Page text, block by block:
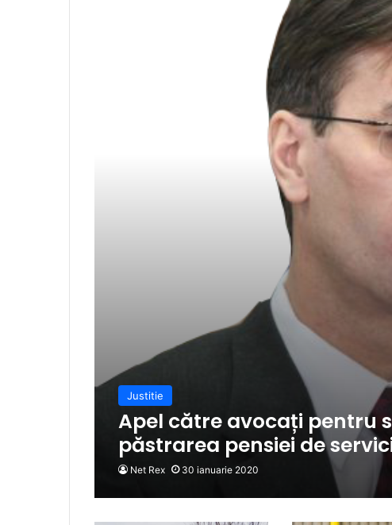
Justitie
Apel către avocați pentru
păstrarea pensiei de
Net Rex 30 ianuarie 2020